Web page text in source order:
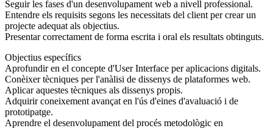
Seguir les fases d'un desenvolupament web a nivell professional.
Entendre els requisits segons les necessitats del client per crear un
projecte adequat als objectius.
Presentar correctament de forma escrita i oral els resultats obtinguts.
Objectius específics
Aprofundir en el concepte d'User Interface per aplicacions digitals.
Conèixer tècniques per l'anàlisi de dissenys de plataformes web.
Aplicar aquestes tècniques als dissenys propis.
Adquirir coneixement avançat en l'ús d'eines d'avaluació i de
prototipatge.
Aprendre el desenvolupament del procés metodològic en